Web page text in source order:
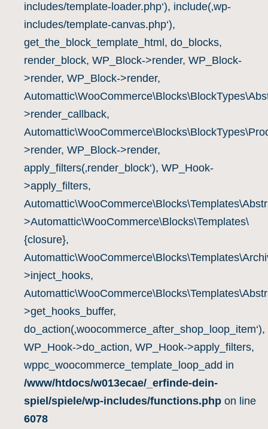
includes/template-loader.php‘), include(‚wp-
includes/template-canvas.php‘),
get_the_block_template_html, do_blocks,
render_block, WP_Block->render, WP_Block-
>render, WP_Block->render,
>render_callback,
>render, WP_Block->render,
apply_filters(‚render_block‘), WP_Hook-
>apply_filters,
>Automattic\WooCommerce\Blocks\Templates\
{closure},
>inject_hooks,
>get_hooks_buffer,
do_action(‚woocommerce_after_shop_loop_item‘),
WP_Hook->do_action, WP_Hook->apply_filters,
wppc_woocommerce_template_loop_add in
/www/htdocs/w013ecae/_erfinde-dein-
spiel/spiele/wp-includes/functions.php on line
6078